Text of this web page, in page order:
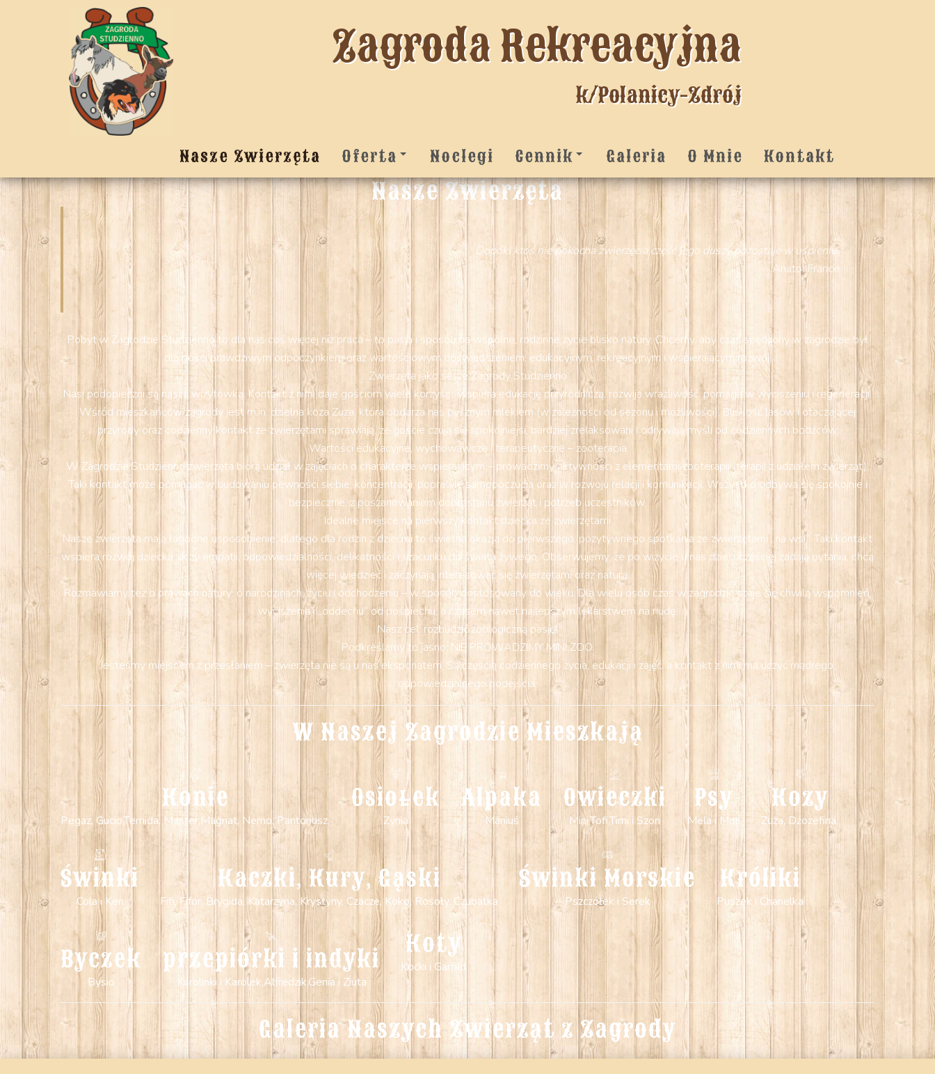
Zagroda Rekreacyjna
k/Polanicy-Zdrój
Nasze Zwierzęta Oferta Noclegi Cennik Galeria O Mnie Kontakt
Nasze Zwierzęta
Dopóki ktoś nie pokocha zwierzęcia część jego duszy pozostaje w uśpieniu.
Anatol France
Pobyt w Zagrodzie Studzienno to dla nas coś więcej niż praca – to pasja i sposób na wspólne, rodzinne życie blisko natury. Chcemy, aby czas spędzony w zagrodzie był
dla gości prawdziwym odpoczynkiem oraz wartościowym doświadczeniem: edukacyjnym, rekreacyjnym i wspierającym rozwój.
Zwierzęta jako serce Zagrody Studzienno
Nasi podopieczni są naszą wizytówką. Kontakt z nimi daje gościom wiele korzyści: wspiera edukację przyrodniczą, rozwija wrażliwość, pomaga w wyciszeniu i regeneracji.
Wśród mieszkańców zagrody jest m.in. dzielna koza Zuza, która obdarza nas pysznym mlekiem (w zależności od sezonu i możliwości). Bliskość lasów i otaczającej
przyrody oraz codzienny kontakt ze zwierzętami sprawiają, że goście czują się spokojniejsi, bardziej zrelaksowani i odrywają myśli od codziennych bodźców.
Wartości edukacyjne, wychowawcze i terapeutyczne – zooterapia
W Zagrodzie Studzienno zwierzęta biorą udział w zajęciach o charakterze wspierającym – prowadzimy aktywności z elementami zooterapii (terapii z udziałem zwierząt).
Taki kontakt może pomagać w budowaniu pewności siebie, koncentracji, poprawie samopoczucia oraz w rozwoju relacji i komunikacji. Wszystko odbywa się spokojnie i
bezpiecznie, z poszanowaniem dobrostanu zwierząt i potrzeb uczestników.
Idealne miejsce na pierwszy kontakt dziecka ze zwierzętami
Nasze zwierzęta mają łagodne usposobienie, dlatego dla rodzin z dziećmi to świetna okazja do pierwszego, pozytywnego spotkania ze zwierzętami „na wsi”. Taki kontakt
wspiera rozwój dziecka: uczy empatii, odpowiedzialności, delikatności i szacunku do świata żywego. Obserwujemy, że po wizycie u nas dzieci częściej zadają pytania, chcą
więcej wiedzieć i zaczynają interesować się zwierzętami oraz naturą.
Rozmawiamy też o prawach natury: o narodzinach, życiu i odchodzeniu – w sposób dostosowany do wieku. Dla wielu osób czas w zagrodzie staje się chwilą wspomnień,
wyciszenia i „oddechu” od pośpiechu, a czasem nawet najlepszym lekarstwem na nudę.
Nasz cel: rozbudzić zoologiczną pasję!
Podkreślamy to jasno: NIE PROWADZIMY MINI ZOO.
Jesteśmy miejscem z przesłaniem – zwierzęta nie są u nas eksponatem. Są częścią codziennego życia, edukacji i zajęć, a kontakt z nimi ma uczyć mądrego,
odpowiedzialnego podejścia.
W Naszej Zagrodzie Mieszkają
Konie
Pegaz, Gucio,Temida, Master,Magnat, Nemo, Pantoriusz,
Osiołek
Zynia
Alpaka
Maniuś
Owieczki
Mini,Tofi,Timi i Szon
Psy
Mela i Moli
Kozy
Zuza, Dźozefina,
Świnki
Cola i Ken
Kaczki, Kury, Gąski
Fifi, Fifor, Brygida, Katarzyna, Krystyny, Czacze, Koko, Rosoły, Czubatka
Świnki Morskie
Pszczółek i Serek
Króliki
Puszek i Chanelka
Byczek
Bysio
przepiórki i indyki
Karolinki i Karolek,Alfredzik,Genia i Ziuta
Koty
Koćki i Garfild
Galeria Naszych Zwierząt z Zagrody